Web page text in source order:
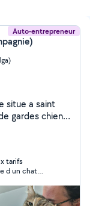
Auto-entrepreneur
situe a saint
tarifs
d un chat